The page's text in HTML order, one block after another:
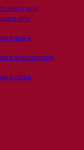
para vino
vino
sidra
espirituosos
otros